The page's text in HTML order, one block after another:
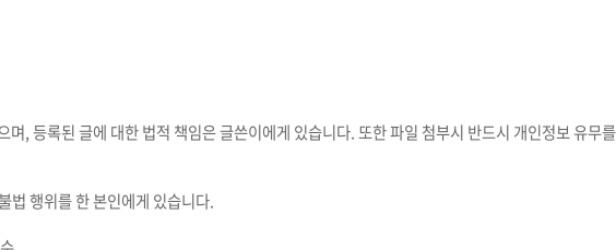
, 등록된 글에 대한 법적 책임은 글쓴이에게 있습니다. 또한 파일 첨부시 반드시 개인정보 유무를
법 행위를 한 본인에게 있습니다.